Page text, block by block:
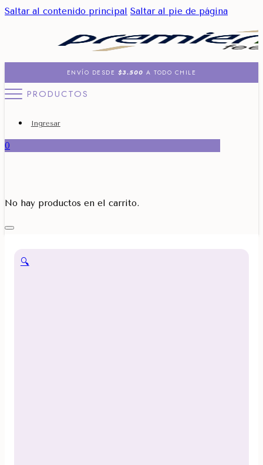
Saltar al contenido principal Saltar al pie de página
ENVÍO DESDE $3.500 A TODO CHILE
PRODUCTOS
Ingresar
0
No hay productos en el carrito.
🔍